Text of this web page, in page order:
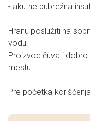
- akutne bubrežna
Hranu poslužiti na
vodu.
Proizvod čuvati
mestu.
Pre početka